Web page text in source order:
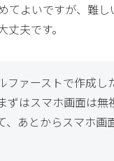
てよいですが、難
夫です。
ファーストで作成し
ずはスマホ画面は無
、あとからスマホ画